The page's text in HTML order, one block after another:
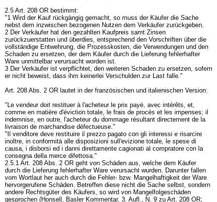
2.5 Art. 208 OR bestimmt:
"1 Wird der Kauf rückgängig gemacht, so muss der Käufer die Sache
nebst dem inzwischen bezogenen Nutzen dem Verkäufer zurückgeben.
2 Der Verkäufer hat den gezahlten Kaufpreis samt Zinsen
zurückzuerstatten und überdies, entsprechend den Vorschriften über die
vollständige Entwehrung, die Prozesskosten, die Verwendungen und den
Schaden zu ersetzen, der dem Käufer durch die Lieferung fehlerhafter
Ware unmittelbar verursacht worden ist.
3 Der Verkäufer ist verpflichtet, den weiteren Schaden zu ersetzen, sofern
er nicht beweist, dass ihm keinerlei Verschulden zur Last falle."
Art. 208 Abs. 2 OR lautet in der französischen und italienischen Version:
"Le vendeur doit restituer à l'acheteur le prix payé, avec intérêts, et,
comme en matière d'éviction totale, le frais de procès et les impenses; il
indemnise, en outre, l'acheteur du dommage résultant directement de la
livraison de marchandise défectueuse."
"Il venditore deve restituire il prezzo pagato con gli interessi e risarcire
inoltre, in conformità alle disposizioni sull'evizione totale, le spese di
causa, i disborsi ed i danni direttamente cagionati al compratore con la
consegna della merce difettosa."
2.5.1 Art. 208 Abs. 2 OR geht von Schäden aus, welche dem Käufer
durch die Lieferung fehlerhafter Ware verursacht wurden. Darunter fallen
vom Wortlaut her auch durch die Fehler- bzw. Mangelhaftigkeit der Ware
hervorgerufene Schäden. Betreffen diese nicht die Sache selbst, sondern
andere Rechtsgüter des Käufers, so wird von Mangelfolgeschäden
gesprochen (Honsell, Basler Kommentar, 3. Aufl., N. 9 zu Art. 208 OR;